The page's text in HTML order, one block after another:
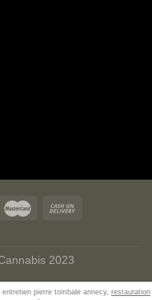
2023
pierre tombale annecy, restauration